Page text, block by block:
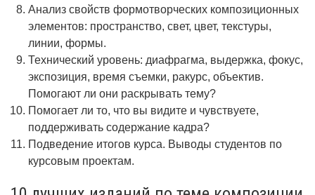
Анализ свойств формотворческих композиционных
элементов: пространство, свет, цвет, текстуры,
линии, формы.
Технический уровень: диафрагма, выдержка, фокус,
экспозиция, время съемки, ракурс, объектив.
Помогают ли они раскрывать тему?
Помогает ли то, что вы видите и чувствуете,
поддерживать содержание кадра?
Подведение итогов курса. Выводы студентов по
курсовым проектам.